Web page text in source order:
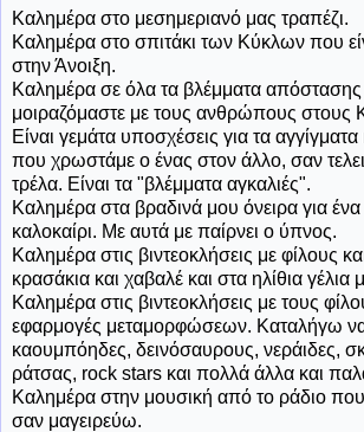
Καλημέρα στο μεσημεριανό μας τραπέζι.
Καλημέρα στο σπιτάκι των Κύκλων που
στην Άνοιξη.
Καλημέρα σε όλα τα βλέμματα
μοιραζόμαστε με τους ανθρώπους στους
Είναι γεμάτα υποσχέσεις για τα αγγίγματα
που χρωστάμε ο ένας στον άλλο, σαν
τρέλα. Είναι τα "βλέμματα αγκαλιές".
Καλημέρα στα βραδινά μου όνειρα για
καλοκαίρι. Με αυτά με παίρνει ο ύπνος.
Καλημέρα στις βιντεοκλήσεις με φίλους
κρασάκια και χαβαλέ και στα ηλίθια γέλια
Καλημέρα στις βιντεοκλήσεις με τους
εφαρμογές μεταμορφώσεων. Καταλήγω
καουμπόηδες, δεινόσαυρους, νεράιδες,
ράτσας, rock stars και πολλά άλλα και
Καλημέρα στην μουσική από το ράδιο που
σαν μαγειρεύω.